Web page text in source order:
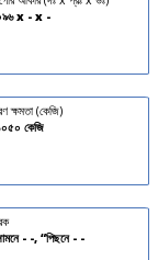
x - x -
ক্ষমতা (কেজি)
কেজি
- -, “পিছনে - -